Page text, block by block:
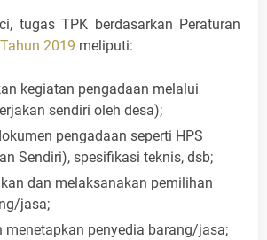
tugas TPK berdasarkan Peraturan
2019 meliputi:
kegiatan pengadaan melalui
sendiri oleh desa);
pengadaan seperti HPS
Sendiri), spesifikasi teknis, dsb;
dan melaksanakan pemilihan
jasa;
menetapkan penyedia barang/jasa;